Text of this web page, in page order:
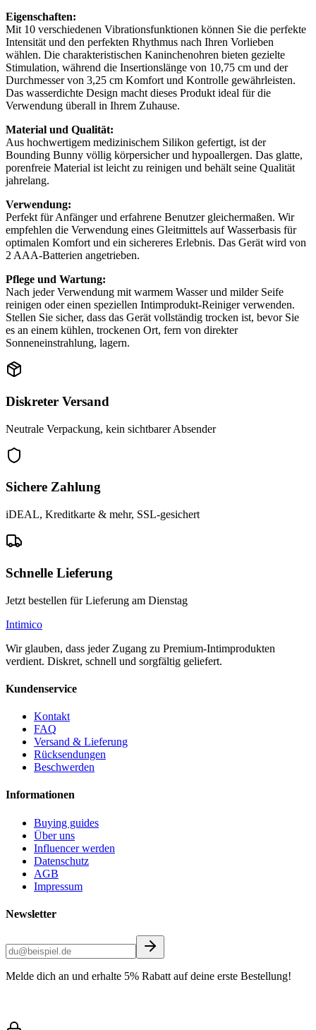
Eigenschaften:
Mit 10 verschiedenen Vibrationsfunktionen können Sie die perfekte
Intensität und den perfekten Rhythmus nach Ihren Vorlieben
wählen. Die charakteristischen Kaninchenohren bieten gezielte
Stimulation, während die Insertionslänge von 10,75 cm und der
Durchmesser von 3,25 cm Komfort und Kontrolle gewährleisten.
Das wasserdichte Design macht dieses Produkt ideal für die
Verwendung überall in Ihrem Zuhause.
Material und Qualität:
Aus hochwertigem medizinischem Silikon gefertigt, ist der
Bounding Bunny völlig körpersicher und hypoallergen. Das glatte,
porenfreie Material ist leicht zu reinigen und behält seine Qualität
jahrelang.
Verwendung:
Perfekt für Anfänger und erfahrene Benutzer gleichermaßen. Wir
empfehlen die Verwendung eines Gleitmittels auf Wasserbasis für
optimalen Komfort und ein sichereres Erlebnis. Das Gerät wird von
2 AAA-Batterien angetrieben.
Pflege und Wartung:
Nach jeder Verwendung mit warmem Wasser und milder Seife
reinigen oder einen speziellen Intimprodukt-Reiniger verwenden.
Stellen Sie sicher, dass das Gerät vollständig trocken ist, bevor Sie
es an einem kühlen, trockenen Ort, fern von direkter
Sonneneinstrahlung, lagern.
Diskreter Versand
Neutrale Verpackung, kein sichtbarer Absender
Sichere Zahlung
iDEAL, Kreditkarte & mehr, SSL-gesichert
Schnelle Lieferung
Jetzt bestellen für Lieferung am Dienstag
Intimico
Wir glauben, dass jeder Zugang zu Premium-Intimprodukten
verdient. Diskret, schnell und sorgfältig geliefert.
Kundenservice
Kontakt
FAQ
Versand & Lieferung
Rücksendungen
Beschwerden
Informationen
Buying guides
Über uns
Influencer werden
Datenschutz
AGB
Impressum
Newsletter
Melde dich an und erhalte 5% Rabatt auf deine erste Bestellung!